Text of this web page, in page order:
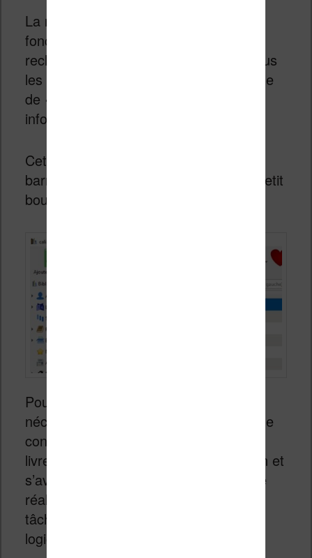
La recherche intégrale est une
fonctionnalité qui permet de faire des
recherches de textes à l’intérieur de tous
les livres de votre bibliothèque. On parle
de «
informatique.
Cette fonction est accessible depuis la
barre de recherche en cliquant sur le petit
bouton « FT » placé tout à gauche.
Pour activer la recherche, il est
nécessaire que le logiciel Calibre prenne
connaissance du contenu de tous vos
livres. Cette étape s’appelle l’indexation et
s’avère très longue. Par défaut, Calibre
réalise cette indexation lentement en
tâche de fond lorsque vous utilisez le
logiciel.